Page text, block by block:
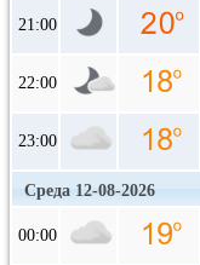
21:00
22:00
23:00
Среда 12-08-2026
00:00